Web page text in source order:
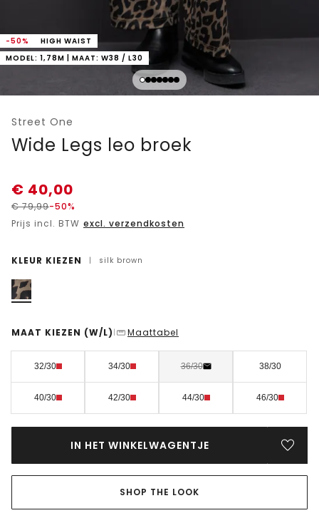
-50%
HIGH WAIST
MODEL: 1,78M | MAAT: W38 / L30
Street One
Wide Legs leo broek
€ 40,00
€79,99-50%
Prijs incl. BTW excl. verzendkosten
KLEUR KIEZEN | silk brown
MAAT KIEZEN (W/L) | Maattabel
32/30 34/30 36/30 38/30
40/30 42/30 44/30 46/30
IN HET WINKELWAGENTJE
SHOP THE LOOK